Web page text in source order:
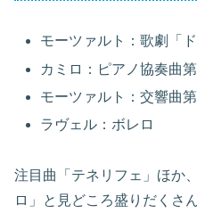
モーツァルト：歌劇「
カミロ：ピアノ協奏曲
モーツァルト：交響曲
ラヴェル：ボレロ
注目曲「テネリフェ」ほか
ロ」と見どころ盛りだくさ